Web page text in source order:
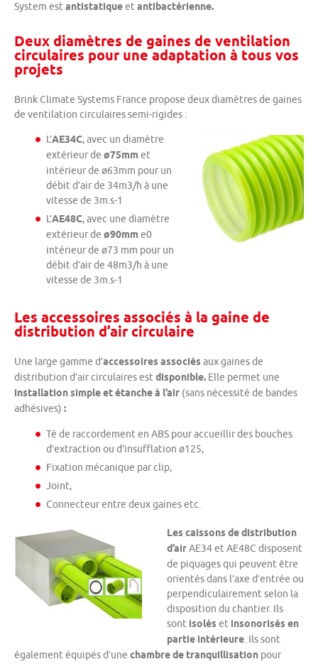
System estantistatiqueetantibactérienne.
Deux diamètres de gaines de ventilation
circulaires pour une adaptation à tous vos
projets
Brink Climate Systems France propose deux diamètres de gaines
de ventilation circulaires semi-rigides :
L’AE34C, avec un diamètre
extérieur de ø75mm et
intérieur de ø63mm pour un
débit d’air de 34m3/h à une
vitesse de 3m.s-1
L’AE48C, avec une diamètre
extérieur de ø90mm e0
intérieur de ø73 mm pour un
débit d’air de 48m3/h à une
vitesse de 3m.s-1
Les accessoires associés à la gaine de
distribution d’air circulaire
Une large gamme d’accessoires associésaux gaines de
distribution d’air circulaires estdisponible. Elle permet une
installation simple et étanche à l’air (sans nécessité de bandes
adhésives) :
Té de raccordement en ABS pour accueillir des bouches
d’extraction ou d’insufflation ø125,
Fixation mécanique par clip,
Joint,
Connecteur entre deux gaines etc.
Les caissons de distribution
d’airAE34 et AE48C disposent
de piquages qui peuvent être
orientés dans l’axe d’entrée ou
perpendiculairement selon la
disposition du chantier. Ils
sont isoléset insonorisés en
partie intérieure. Ils sont
également équipés d’une chambre de tranquillisation pour